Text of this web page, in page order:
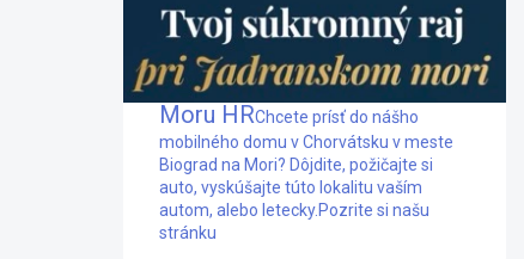
Mobilný dom Biograd na
Moru HRChcete prísť do nášho
mobilného domu v Chorvátsku v meste
Biograd na Mori? Dôjdite, požičajte si
auto, vyskúšajte túto lokalitu vaším
autom, alebo letecky. Pozrite si našu
stránku